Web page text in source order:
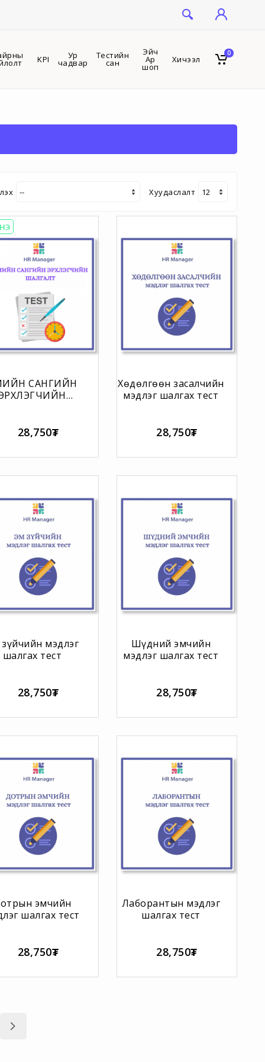
KPI Ур
чадвар
Тестийн
сан
Эйч
Ар
шоп
Хичээл
0
Хуудаслалт
САНГИЙН
28,750₮
Хөдөлгөөн засалчийн
мэдлэг шалгах тест
28,750₮
мэдлэг
шалгах тест
28,750₮
Шүдний эмчийн
мэдлэг шалгах тест
28,750₮
эмчийн
шалгах тест
28,750₮
Лаборантын мэдлэг
шалгах тест
28,750₮